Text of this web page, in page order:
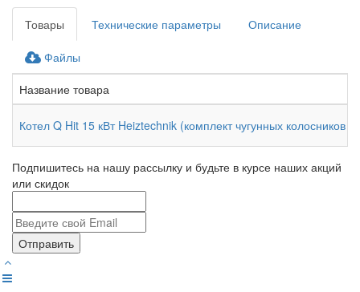
Товары Технические параметры Описание
Файлы
Название товара
Котел Q Hit 15 кВт Heiztechnik (комплект чугунных колосников /
Подпишитесь на нашу рассылку и будьте в курсе наших акций
или скидок
Отправить